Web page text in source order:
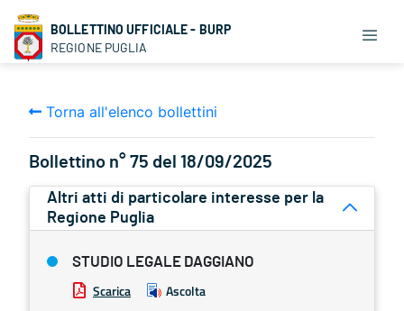
BOLLETTINO UFFICIALE - BURP
REGIONE PUGLIA
Torna all'elenco bollettini
Bollettino n° 75 del 18/09/2025
Altri atti di particolare interesse per la
Regione Puglia
STUDIO LEGALE DAGGIANO
Scarica Ascolta